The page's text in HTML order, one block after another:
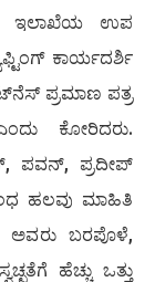
ಇಲಾಖೆಯ ಉಪ
ಕಾರ್ಯದರ್ಶಿ
ಪ್ರಮಾಣ ಪತ್ರ
ಕೋರಿದರು.
ಪವನ್, ಪ್ರದೀಪ್
ಹಲವು ಮಾಹಿತಿ
ಅವರು ಬರಪೊಳೆ,
ಹೆಚ್ಚು ಒತ್ತು